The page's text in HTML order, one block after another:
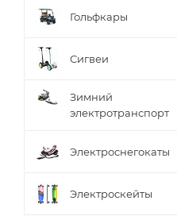
Гольфкары
Сигвеи
Зимний
электротранспорт
Электроснегокаты
Электроскейты